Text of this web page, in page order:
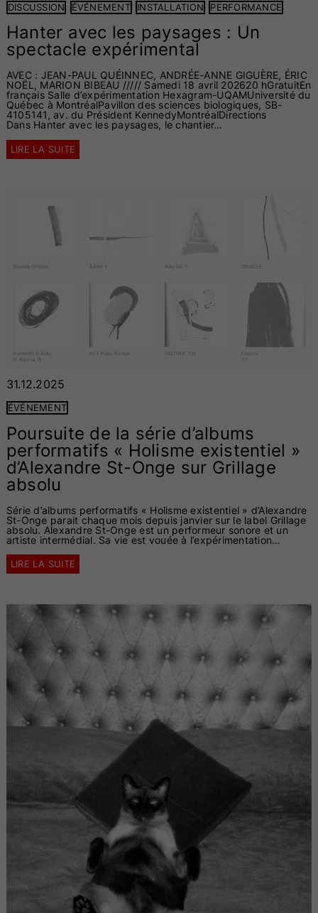
DISCUSSION ÉVÉNEMENT INSTALLATION PERFORMANCE
Hanter avec les paysages : Un
spectacle expérimental
AVEC : JEAN-PAUL QUÉINNEC, ANDRÉE-ANNE GIGUÈRE, ÉRIC
NOËL, MARION BIBEAU ///// Samedi 18 avril 202620 hGratuitEn
français Salle d’expérimentation Hexagram-UQAMUniversité du
Québec à MontréalPavillon des sciences biologiques, SB-
4105141, av. du Président KennedyMontréalDirections
Dans Hanter avec les paysages, le chantier…
LIRE LA SUITE
31.12.2025
ÉVÉNEMENT
Poursuite de la série d’albums
performatifs « Holisme existentiel »
d’Alexandre St-Onge sur Grillage
absolu
Série d’albums performatifs « Holisme existentiel » d’Alexandre
St-Onge parait chaque mois depuis janvier sur le label Grillage
absolu. Alexandre St-Onge est un performeur sonore et un
artiste intermédial. Sa vie est vouée à l’expérimentation…
LIRE LA SUITE